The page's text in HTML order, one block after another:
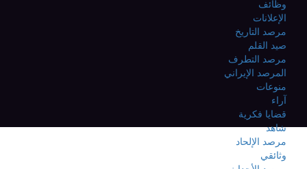
وظائف
الإعلانات
مرصد التاريخ
صيد القلم
مرصد التطرف
المرصد الإيراني
منوعات
آراء
قضايا فكرية
شاهد
مرصد الإلحاد
وثائقي